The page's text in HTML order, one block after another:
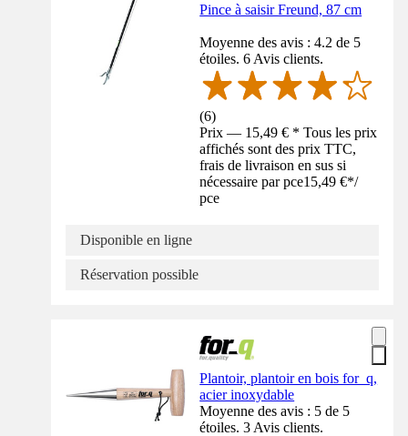
Pince à saisir Freund, 87 cm
Moyenne des avis : 4.2 de 5
étoiles. 6 Avis clients.
(6)
Prix — 15,49 € * Tous les prix
affichés sont des prix TTC,
frais de livraison en sus si
nécessaire par pce15,49 €*/
pce
Disponible en ligne
Réservation possible
Plantoir, plantoir en bois for_q,
acier inoxydable
Moyenne des avis : 5 de 5
étoiles. 3 Avis clients.